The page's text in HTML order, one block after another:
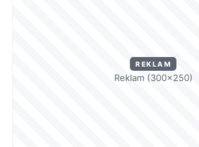
REKLAM
Reklam (300×250)